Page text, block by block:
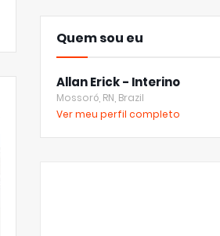
Quem sou eu
Allan Erick - Interino
Mossoró, RN, Brazil
Ver meu perfil completo